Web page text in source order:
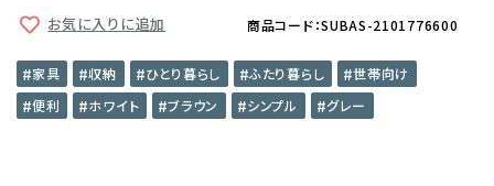
お気に入りに追加 商品コード：SUBAS-2101776600
家具 収納 ひとり暮らし ふたり暮らし
世帯向け
便利
ホワイト ブラウン シンプル グレー